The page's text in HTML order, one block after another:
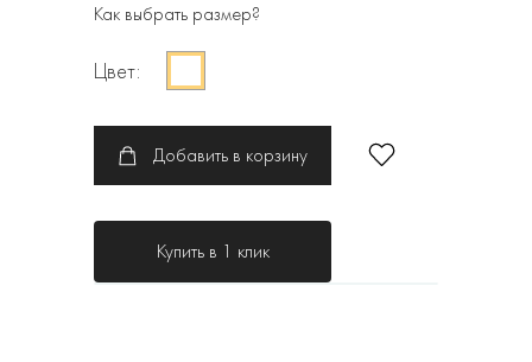
Как выбрать размер?
Цвет:
Добавить в корзину
Купить в 1 клик